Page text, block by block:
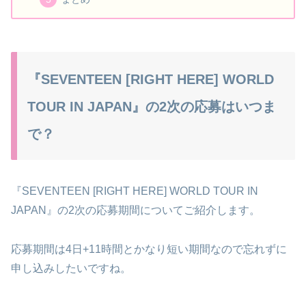
『SEVENTEEN [RIGHT HERE] WORLD
TOUR IN JAPAN』の2次の応募はいつま
で？
『SEVENTEEN [RIGHT HERE] WORLD TOUR IN
JAPAN』の2次の応募期間についてご紹介します。
応募期間は4日+11時間とかなり短い期間なので忘れずに
申し込みしたいですね。